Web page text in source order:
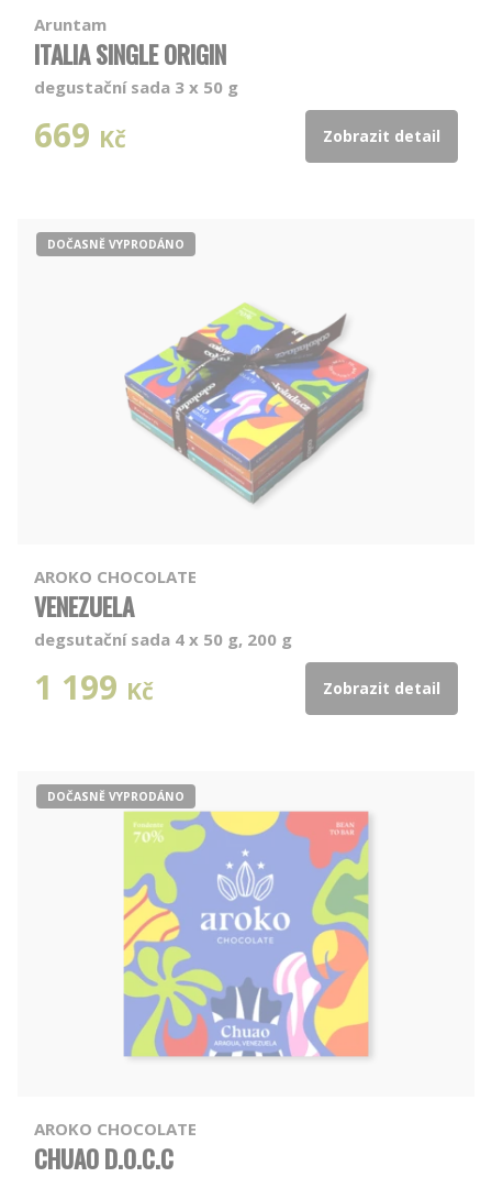
Aruntam
ITALIA SINGLE ORIGIN
degustační sada 3 x 50 g
669 Kč Zobrazit detail
DOČASNĚ VYPRODÁNO
AROKO CHOCOLATE
VENEZUELA
degsutační sada 4 x 50 g, 200 g
1 199 Kč Zobrazit detail
DOČASNĚ VYPRODÁNO
AROKO CHOCOLATE
CHUAO D.O.C.C